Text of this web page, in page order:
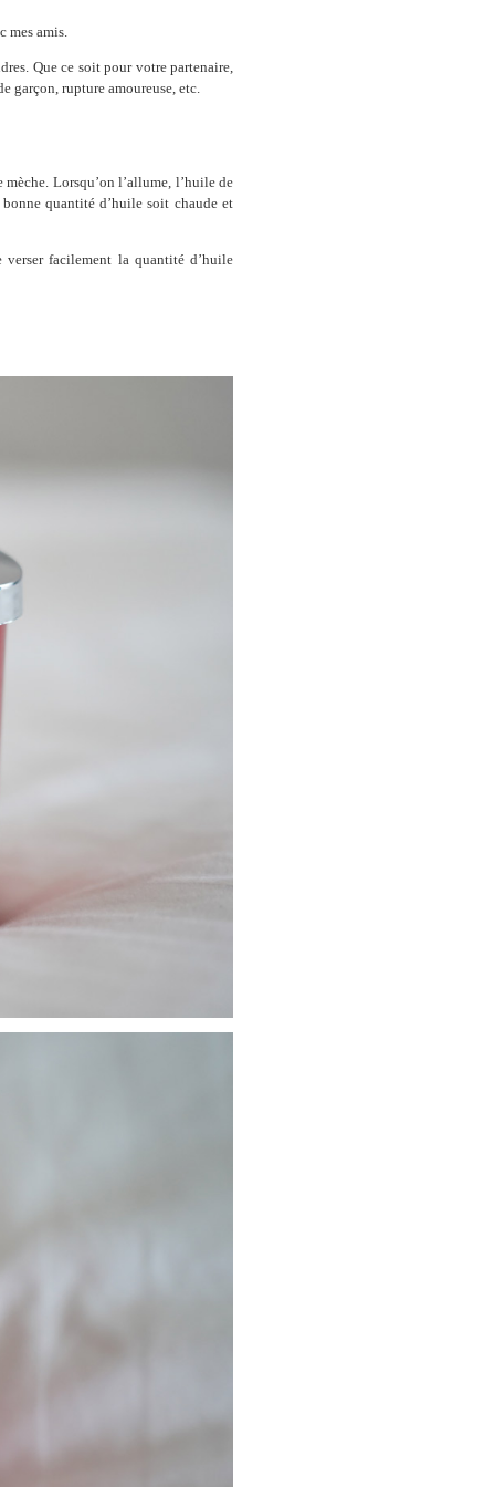
mes amis.
Que ce soit pour votre partenaire,
garçon, rupture amoureuse, etc.
Lorsqu’on l’allume, l’huile de
quantité d’huile soit chaude et
facilement la quantité d’huile